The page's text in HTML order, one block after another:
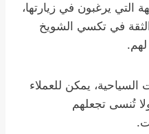
يرغبون في زيارتها،
في تكسي الشويخ
السياحية، يمكن للعملاء
تُنسى تجعلهم